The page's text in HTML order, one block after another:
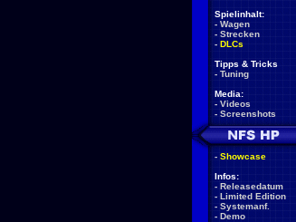
Spielinhalt:
- Wagen
- Strecken
- DLCs
Tipps & Tricks
- Tuning
Media:
- Videos
- Screenshots
- Showcase
Infos:
- Releasedatum
- Limited Edition
- Systemanf.
- Demo